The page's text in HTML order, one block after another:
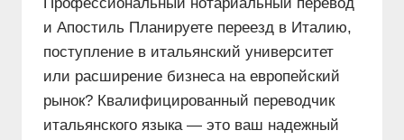
и Апостиль Планируете переезд в Италию,
поступление в итальянский университет
или расширение бизнеса на европейский
рынок? Квалифицированный переводчик
итальянского языка — это ваш надежный